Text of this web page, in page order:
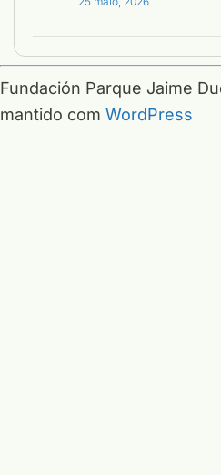
Fundación Parque Jaime
mantido com WordPress